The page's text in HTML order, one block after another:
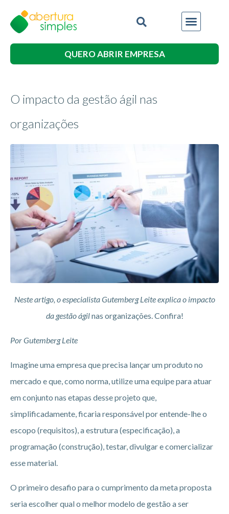
QUERO ABRIR EMPRESA
O impacto da gestão ágil nas
organizações
Neste artigo, o especialista Gutemberg Leite explica o impacto
da gestão ágilnas organizações. Confira!
Por Gutemberg Leite
Imagine uma empresa que precisa lançar um produto no
mercado e que, como norma, utilize uma equipe para atuar
em conjunto nas etapas desse projeto que,
simplificadamente, ficaria responsável por entende-lhe o
escopo (requisitos), a estrutura (especificação), a
programação (construção), testar, divulgar e comercializar
esse material.
O primeiro desafio para o cumprimento da meta proposta
seria escolher qual o melhor modelo de gestão a ser